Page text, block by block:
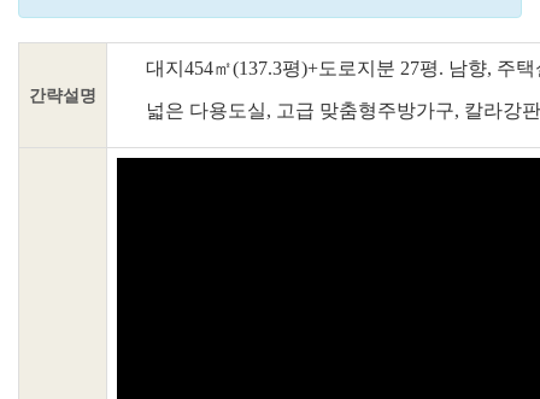
간략설명
대지454㎡(137.3평)+도로지분 27평. 남향, 주
넓은 다용도실, 고급 맞춤형주방가구, 칼라강